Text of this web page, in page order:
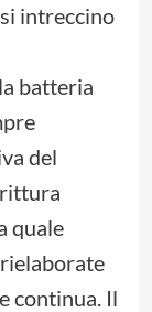
intreccino
batteria
del
quale
continua. Il